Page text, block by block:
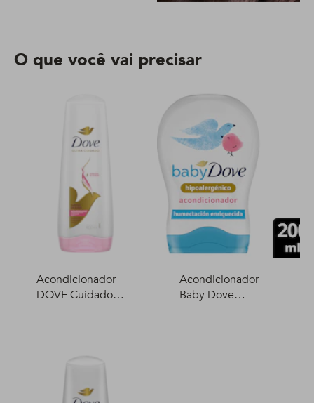
O que você vai precisar
Acondicionador
DOVE Cuidado
Acondicionador
Baby Dove